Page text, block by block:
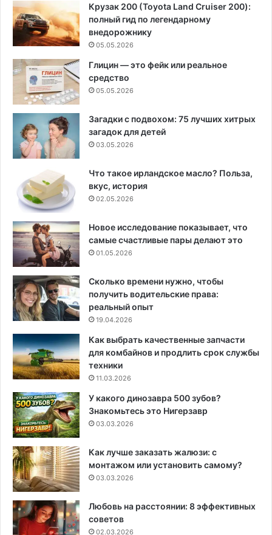
Крузак 200 (Toyota Land Cruiser 200):
полный гид по легендарному
внедорожнику
05.05.2026
Глицин — это фейк или реальное
средство
05.05.2026
Загадки с подвохом: 75 лучших хитрых
загадок для детей
03.05.2026
Что такое ирландское масло? Польза,
вкус, история
02.05.2026
Новое исследование показывает, что
самые счастливые пары делают это
01.05.2026
Сколько времени нужно, чтобы
получить водительские права:
реальный опыт
19.04.2026
Как выбрать качественные запчасти
для комбайнов и продлить срок службы
техники
11.03.2026
У какого динозавра 500 зубов?
Знакомьтесь это Нигерзавр
03.03.2026
Как лучше заказать жалюзи: с
монтажом или установить самому?
03.03.2026
Любовь на расстоянии: 8 эффективных
советов
02.03.2026